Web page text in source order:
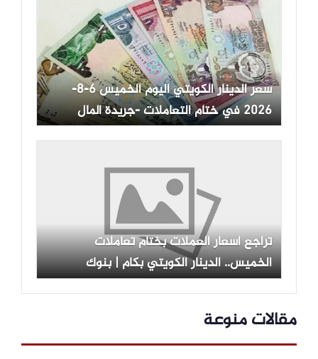
سعر الدينار الكويتي اليوم الخميس 6-8-
2026 في ختام التعاملات -جريدة المال
تراجع أسعار العملات بختام تعاملات
الخميس.. الدينار الكويتي بكام | بنوك
مقالات منوعة